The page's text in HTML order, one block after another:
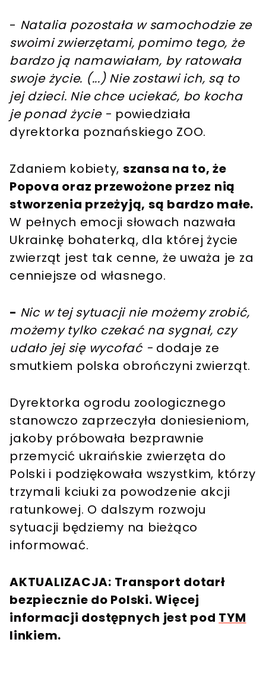
- Natalia pozostała w samochodzie ze
swoimi zwierzętami, pomimo tego, że
bardzo ją namawiałam, by ratowała
swoje życie. (...) Nie zostawi ich, są to
jej dzieci. Nie chce uciekać, bo kocha
je ponad życie - powiedziała
dyrektorka poznańskiego ZOO.
Zdaniem kobiety, szansa na to, że
Popova oraz przewożone przez nią
stworzenia przeżyją, są bardzo małe.
W pełnych emocji słowach nazwała
Ukrainkę bohaterką, dla której życie
zwierząt jest tak cenne, że uważa je za
cenniejsze od własnego.
- Nic w tej sytuacji nie możemy zrobić,
możemy tylko czekać na sygnał, czy
udało jej się wycofać - dodaje ze
smutkiem polska obrończyni zwierząt.
Dyrektorka ogrodu zoologicznego
stanowczo zaprzeczyła doniesieniom,
jakoby próbowała bezprawnie
przemycić ukraińskie zwierzęta do
Polski i podziękowała wszystkim, którzy
trzymali kciuki za powodzenie akcji
ratunkowej. O dalszym rozwoju
sytuacji będziemy na bieżąco
informować.
AKTUALIZACJA: Transport dotarł
bezpiecznie do Polski. Więcej
informacji dostępnych jest pod TYM
linkiem.